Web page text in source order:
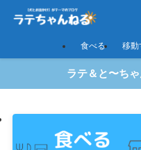
食べる 移動
ラテ＆と〜ち